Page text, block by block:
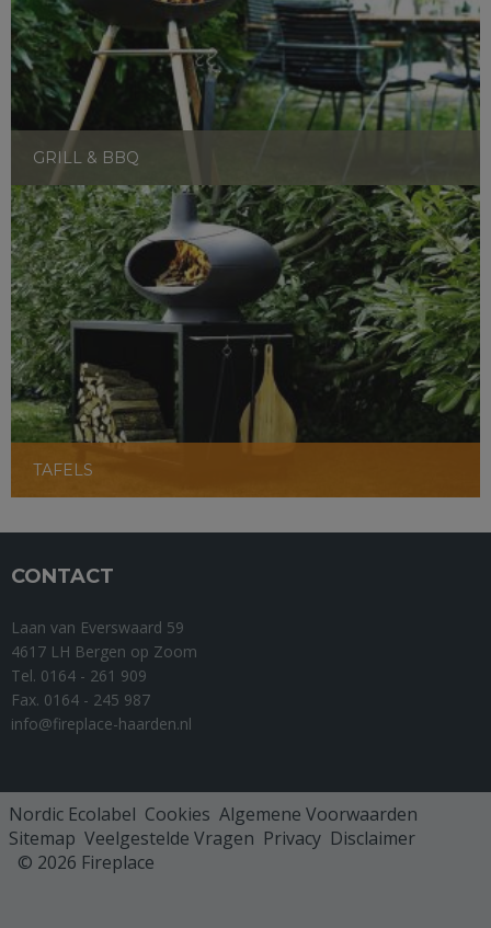
GRILL & BBQ
TAFELS
CONTACT
Laan van Everswaard 59
4617 LH Bergen op Zoom
Tel. 0164 - 261 909
Fax. 0164 - 245 987
info@fireplace-haarden.nl
Nordic Ecolabel Cookies Algemene Voorwaarden
Sitemap Veelgestelde Vragen Privacy Disclaimer
© 2026 Fireplace